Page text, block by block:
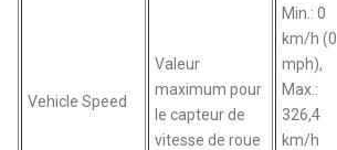
Vehicle Speed
Valeur
maximum pour
le capteur de
vitesse de roue
Min.: 0
km/h (0
mph),
Max.:
326,4
km/h